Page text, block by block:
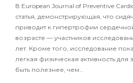
В European Journal of Preventive
статья, демонстрирующая, что
приводит к гипертрофии
возрасте — участников
лет. Кроме того, исследование
легкая физическая активность
быть полезнее, чем…